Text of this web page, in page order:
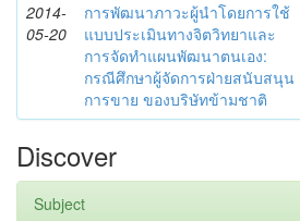
2014-
05-20
การพัฒนาภาวะผู้นำโดยการใช้
แบบประเมินทางจิตวิทยาและ
การจัดทำแผนพัฒนาตนเอง:
กรณีศึกษาผู้จัดการฝ่ายสนับสนุน
การขาย ของบริษัทข้ามชาติ
Discover
Subject